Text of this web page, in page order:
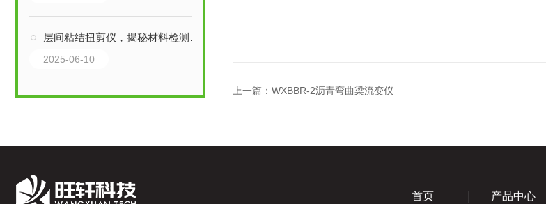
层间粘结扭剪仪，揭秘材料检测奥秘！
2025-06-10
上一篇： WXBBR-2沥青弯曲梁流变仪
首页 产品中心